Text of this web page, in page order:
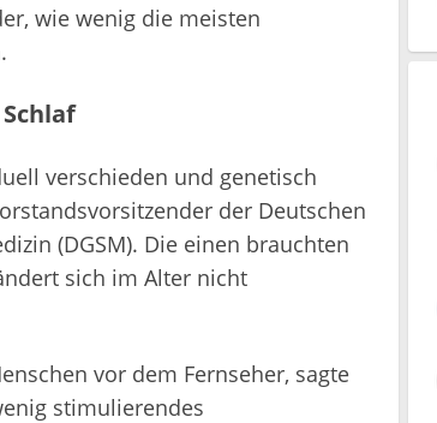
wie wenig die meisten
verschieden und genetisch
der Deutschen
(DGSM). Die einen brauchten
sich im Alter nicht
vor dem Fernseher, sagte
stimulierendes